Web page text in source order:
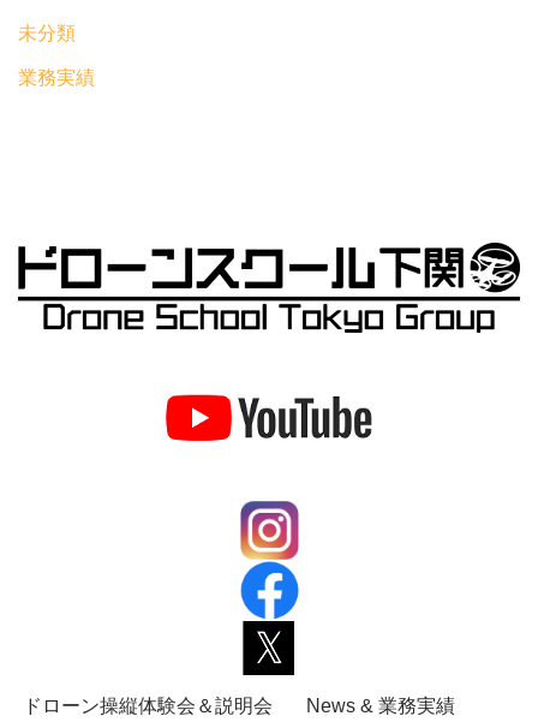
未分類
業務実績
ドローン操縦体験会＆説明会
News & 業務実績